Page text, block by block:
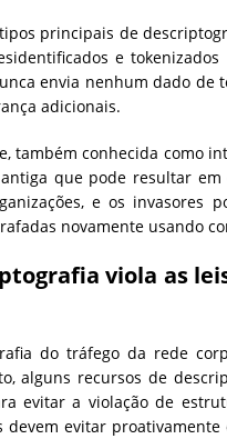
principais de
e
envia nenhum dado
adicionais.
também conhecida como
que pode resultar
e os invasores
novamente usando
viola as
do tráfego da rede
alguns recursos de
evitar a violação de
devem evitar